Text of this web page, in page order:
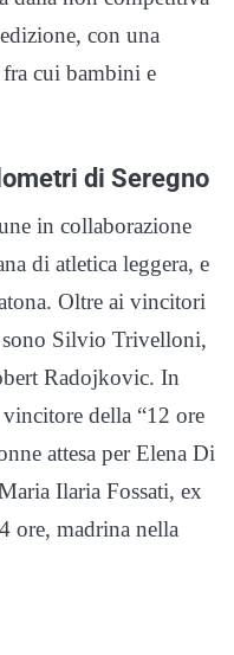
con una
cui bambini e
di Seregno
in collaborazione
di atletica leggera, e
Oltre ai vincitori
sono Silvio Trivelloni,
Radojkovic. In
della “12 ore
attesa per Elena Di
Ilaria Fossati, ex
ore, madrina nella